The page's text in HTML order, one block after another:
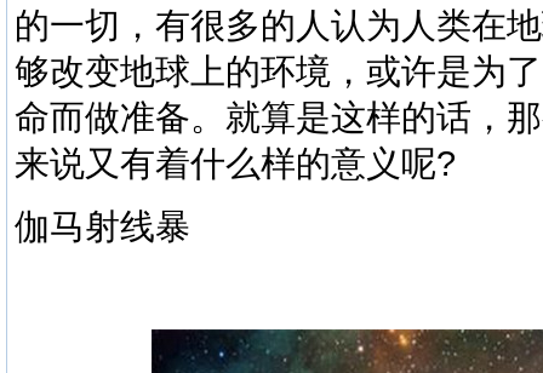
的一切，有很多的人认为人类在
够改变地球上的环境，或许是为
命而做准备。就算是这样的话，
来说又有着什么样的意义呢?
伽马射线暴